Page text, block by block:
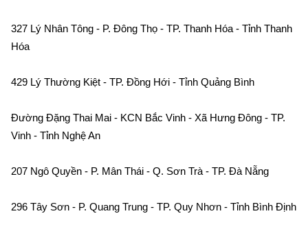
327 Lý Nhân Tông - P. Đông Thọ - TP. Thanh Hóa - Tỉnh Thanh
Hóa
429 Lý Thường Kiệt - TP. Đồng Hới - Tỉnh Quảng Bình
Đường Đặng Thai Mai - KCN Bắc Vinh - Xã Hưng Đông - TP.
Vinh - Tỉnh Nghệ An
207 Ngô Quyền - P. Mân Thái - Q. Sơn Trà - TP. Đà Nẵng
296 Tây Sơn - P. Quang Trung - TP. Quy Nhơn - Tỉnh Bình Định